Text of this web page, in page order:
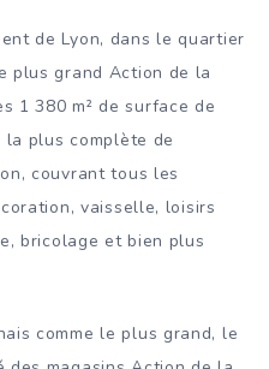
de Lyon, dans le quartier
plus grand Action de la
1 380 m² de surface de
plus complète de
couvrant tous les
vaisselle, loisirs
bricolage et bien plus
comme le plus grand, le